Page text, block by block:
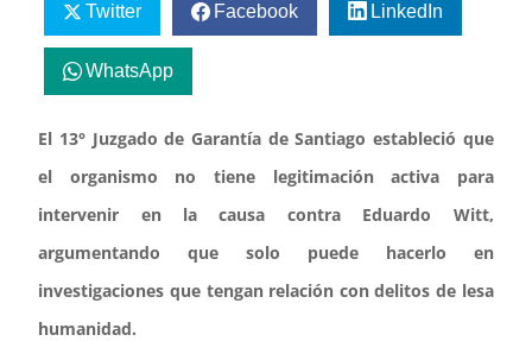
Twitter Facebook LinkedIn
WhatsApp
El 13° Juzgado de Garantía de Santiago estableció que
el organismo no tiene legitimación activa para
intervenir en la causa contra Eduardo Witt,
argumentando que solo puede hacerlo en
investigaciones que tengan relación con delitos de lesa
humanidad.